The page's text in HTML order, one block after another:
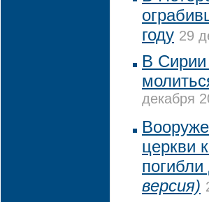
году 29
В
декабря
церкви
версия)